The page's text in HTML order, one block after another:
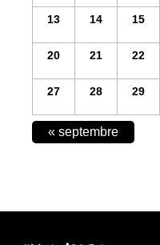
13 14 15
20 21 22
27 28 29
CALENDAR
« septembre